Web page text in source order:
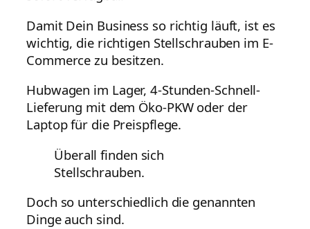
Damit Dein Business so richtig läuft, ist es
wichtig, die richtigen Stellschrauben im E-
Commerce zu besitzen.
Hubwagen im Lager, 4-Stunden-Schnell-
Lieferung mit dem Öko-PKW oder der
Laptop für die Preispflege.
Überall finden sich
Stellschrauben.
Doch so unterschiedlich die genannten
Dinge auch sind.